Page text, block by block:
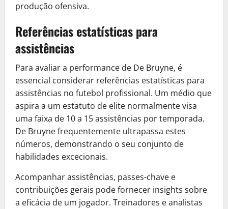
produção ofensiva.
Referências estatísticas para
assistências
Para avaliar a performance de De Bruyne, é
essencial considerar referências estatísticas para
assistências no futebol profissional. Um médio que
aspira a um estatuto de elite normalmente visa
uma faixa de 10 a 15 assistências por temporada.
De Bruyne frequentemente ultrapassa estes
números, demonstrando o seu conjunto de
habilidades excecionais.
Acompanhar assistências, passes-chave e
contribuições gerais pode fornecer insights sobre
a eficácia de um jogador. Treinadores e analistas